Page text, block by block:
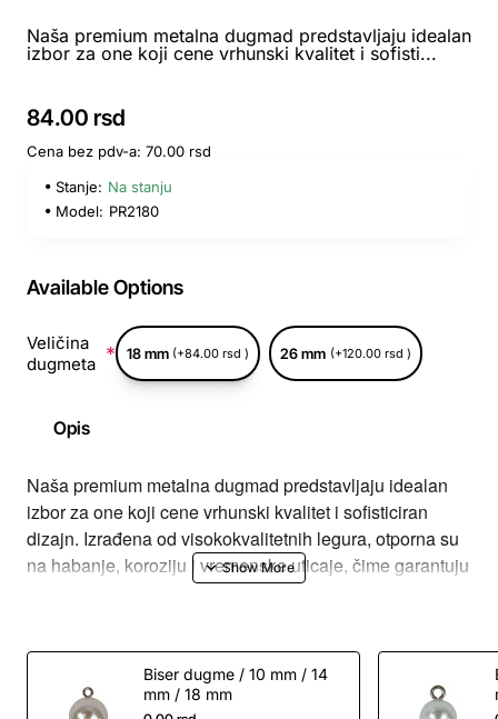
Naša premium metalna dugmad predstavljaju idealan
izbor za one koji cene vrhunski kvalitet i sofisti...
84.00 rsd
Cena bez pdv-a: 70.00 rsd
Stanje: Na stanju
Model: PR2180
Available Options
Veličina
dugmeta
18 mm (+84.00 rsd ) 26 mm (+120.00 rsd )
Opis
Naša premium metalna dugmad predstavljaju idealan
izbor za one koji cene vrhunski kvalitet i sofisticiran
dizajn. Izrađena od visokokvalitetnih legura, otporna su
na habanje, koroziju i vremenske uticaje, čime garantuju
dugotrajnost i postojan izgled.
Dizajnirana sa posebnom pažnjom na detalje, ova
dugmad donose notu luksuza i prefinjenosti svakoj
odevnoj kombinaciji, bilo da je reč o klasičnim odelima,
Biser dugme / 10 mm / 14
mm / 18 mm